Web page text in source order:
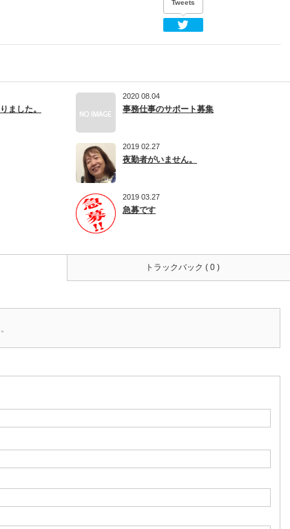
Tweets
ました。
2020 08.04
事務仕事のサポート募集
2019 02.27
夜勤者がいません。
2019 03.27
急募です
トラックバック ( 0 )